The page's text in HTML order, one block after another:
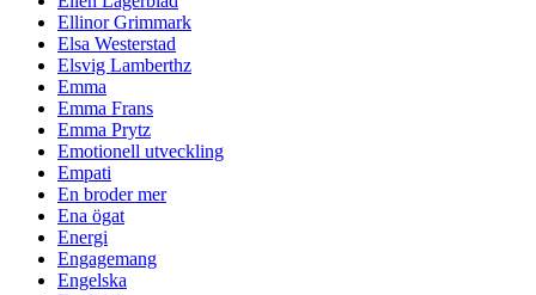
Ellinor Grimmark
Elsa Westerstad
Elsvig Lamberthz
Emma
Emma Frans
Emma Prytz
Emotionell utveckling
Empati
En broder mer
Ena ögat
Energi
Engagemang
Engelska